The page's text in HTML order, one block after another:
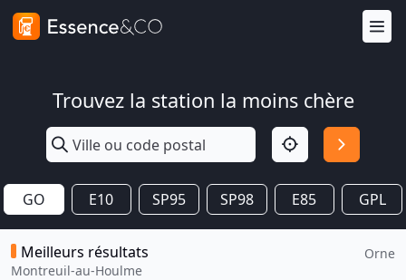
Trouvez la station la moins chère
GO E10 SP95 SP98 E85 GPL
Meilleurs résultats
Montreuil-au-Houlme
Orne